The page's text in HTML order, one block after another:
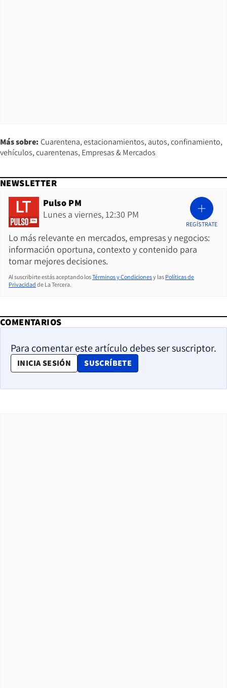
Más sobre: Cuarentena estacionamientos autos confinamiento
vehículos cuarentenas Empresas & Mercados
NEWSLETTER
Pulso PM
Lunes a viernes, 12:30 PM
Lo más relevante en mercados, empresas y negocios:
información oportuna, contexto y contenido para
tomar mejores decisiones.
REGÍSTRATE
Al suscribirte estás aceptando losTérminos y Condicionesy las Políticas de
Privacidad de La Tercera.
COMENTARIOS
Para comentar este artículo debes ser suscriptor.
INICIA SESIÓN SUSCRÍBETE
OPENS IN NEW WINDOW